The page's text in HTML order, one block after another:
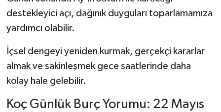
destekleyici açı, dağınık duyguları toparlamamıza
yardımcı olabilir.
İçsel dengeyi yeniden kurmak, gerçekçi kararlar
almak ve sakinleşmek gece saatlerinde daha
kolay hale gelebilir.
Koç Günlük Burç Yorumu: 22 Mayıs